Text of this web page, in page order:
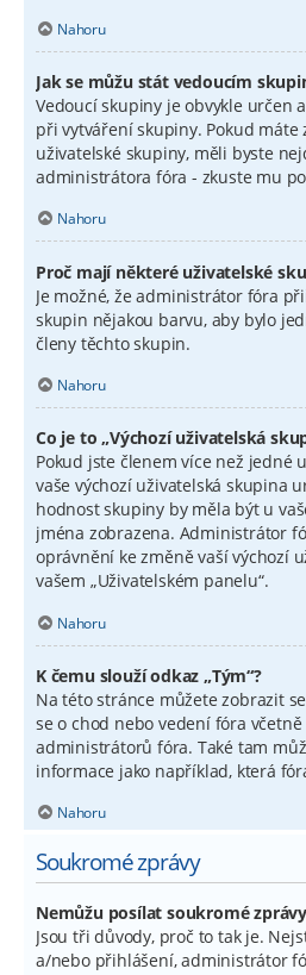
Nahoru
Jak se můžu stát vedoucím
Vedoucí skupiny je obvykle určen
při vytváření skupiny. Pokud máte
uživatelské skupiny, měli byste
administrátora fóra - zkuste mu
Nahoru
Proč mají některé uživatelské
Je možné, že administrátor fóra
skupin nějakou barvu, aby bylo
členy těchto skupin.
Nahoru
Co je to „Výchozí uživatelská
Pokud jste členem více než jedné
vaše výchozí uživatelská skupina
hodnost skupiny by měla být u
jména zobrazena. Administrátor
oprávnění ke změně vaší výchozí
vašem „Uživatelském panelu“.
Nahoru
K čemu slouží odkaz „Tým“?
Na této stránce můžete zobrazit
se o chod nebo vedení fóra
administrátorů fóra. Také tam
informace jako například, která
Nahoru
Soukromé zprávy
Nemůžu posílat soukromé
Jsou tři důvody, proč to tak je.
a/nebo přihlášení, administrátor